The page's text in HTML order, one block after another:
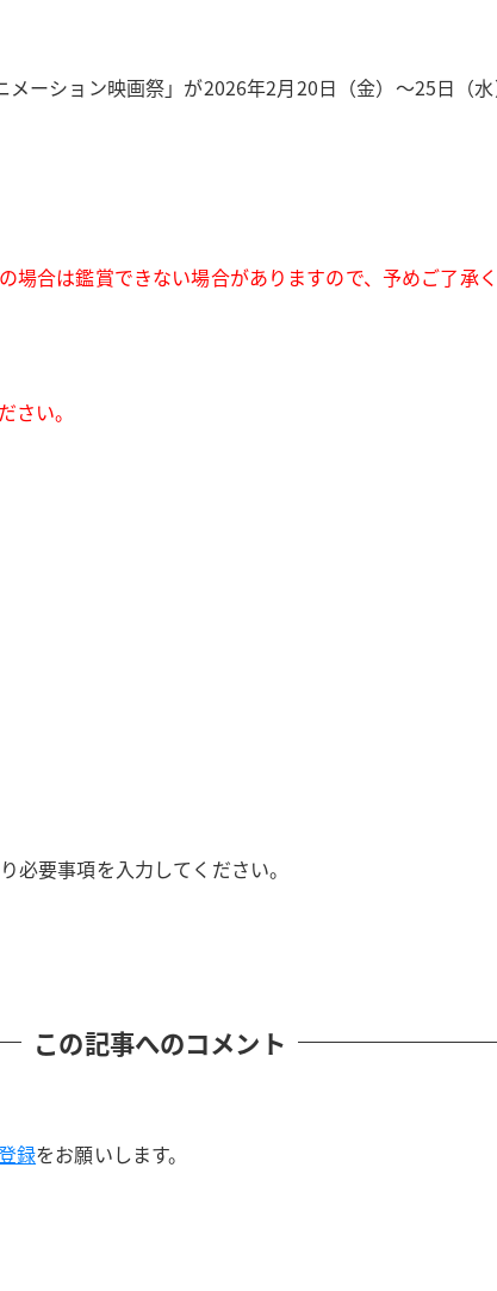
ーション映画祭」が2026年2月20日（金）～25日（
合は鑑賞できない場合がありますので、予めご了承
い。
要事項を入力してください。
この記事へのコメント
録をお願いします。